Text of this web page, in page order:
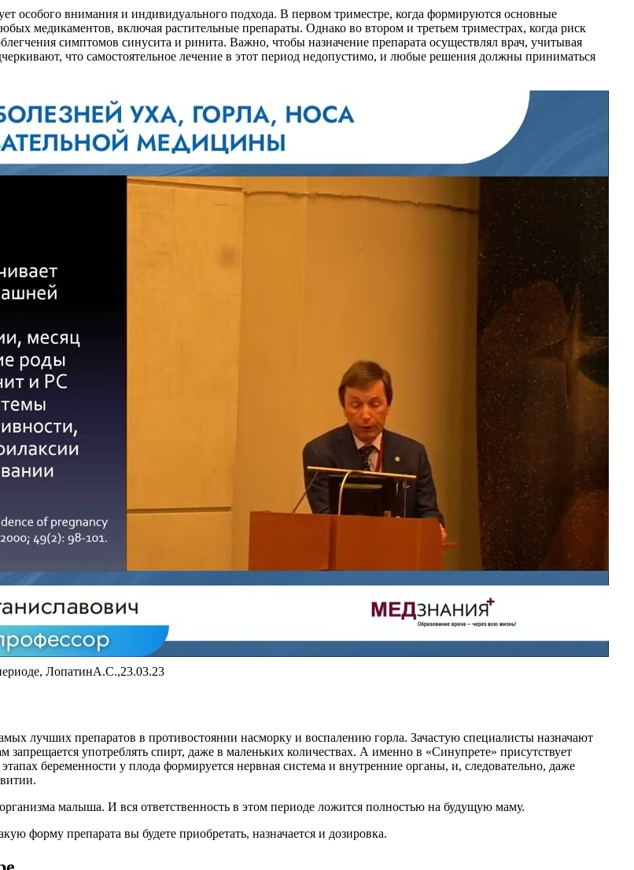
особого внимания и индивидуального подхода. В первом триместре, когда формируются основные
медикаментов, включая растительные препараты. Однако во втором и третьем триместрах, когда риск
симптомов синусита и ринита. Важно, чтобы назначение препарата осуществлял врач, учитывая
что самостоятельное лечение в этот период недопустимо, и любые решения должны приниматься
ЛопатинА.С.,23.03.23
лучших препаратов в противостоянии насморку и воспалению горла. Зачастую специалисты назначают
употреблять спирт, даже в маленьких количествах. А именно в «Синупрете» присутствует
беременности у плода формируется нервная система и внутренние органы, и, следовательно, даже
малыша. И вся ответственность в этом периоде ложится полностью на будущую маму.
форму препарата вы будете приобретать, назначается и дозировка.